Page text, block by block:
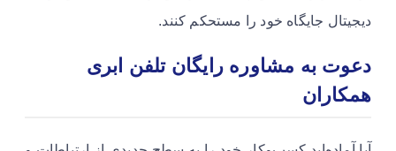
دیجیتال جایگاه خود را مستحکم کنند.
دعوت به مشاوره رایگان تلفن ابری
همکاران